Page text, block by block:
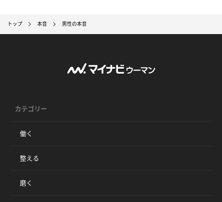
トップ 本音 男性の本音
カテゴリー
働く
整える
磨く